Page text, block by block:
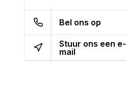
Bel ons op
Stuur ons een e-
mail